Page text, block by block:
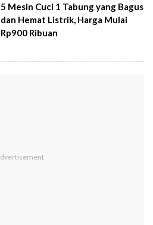
5 Mesin Cuci 1 Tabung yang Bagus
dan Hemat Listrik, Harga Mulai
Rp900 Ribuan